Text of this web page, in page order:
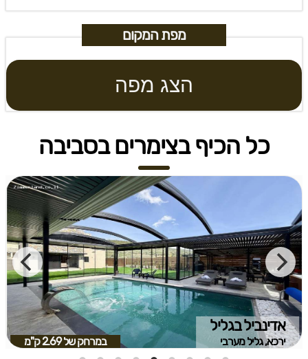
מפת המקום
הצג מפה
כל הכיף בצימרים בסביבה
אדינביל בגליל
ירכא, גליל מערבי במרחק של2.69 ק"מ